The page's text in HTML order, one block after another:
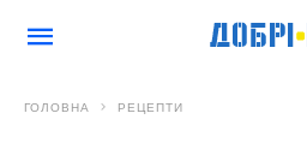
ГОЛОВНА РЕЦЕПТИ